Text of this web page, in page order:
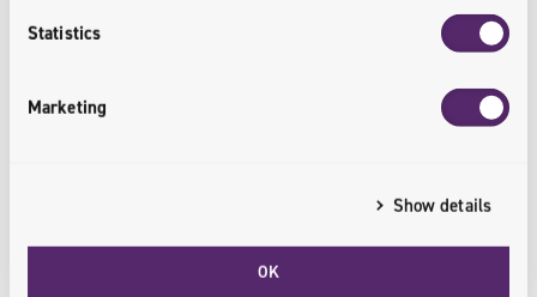
Statistics
Marketing
Show details
OK
Jahren Erfahrung. Seine Expertise umfasst
unteranderen Design, Implementation, Projektleitung